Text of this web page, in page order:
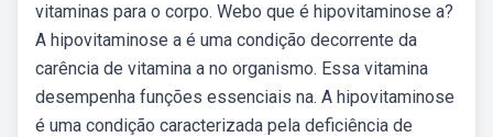
vitaminas para o corpo. Webo que é hipovitaminose a?
A hipovitaminose a é uma condição decorrente da
carência de vitamina a no organismo. Essa vitamina
desempenha funções essenciais na. A hipovitaminose
é uma condição caracterizada pela deficiência de